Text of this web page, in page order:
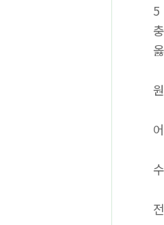
5